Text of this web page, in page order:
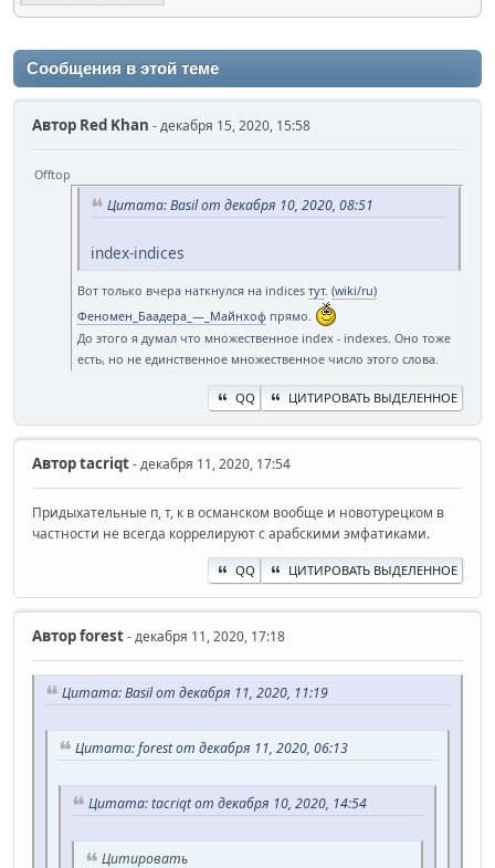
Сообщения в этой теме
Автор Red Khan - декабря 15, 2020, 15:58
Offtop
Цитата: Basil от декабря 10, 2020, 08:51
index-indices
Вот только вчера наткнулся на indices тут. (wiki/ru)
Феномен_Баадера_—_Майнхоф прямо.
До этого я думал что множественное index - indexes. Оно тоже
есть, но не единственное множественное число этого слова.
QQ ЦИТИРОВАТЬ ВЫДЕЛЕННОЕ
Авторt‍acriqt- декабря 11, 2020, 17:54
Придыхательные п, т, к в османском вообще и новотурецком в
частности не всегда коррелируют с арабскими эмфатиками.
QQ ЦИТИРОВАТЬ ВЫДЕЛЕННОЕ
Авторforest- декабря 11, 2020, 17:18
Цитата: Basil от декабря 11, 2020, 11:19
Цитата: forest от декабря 11, 2020, 06:13
Цитата: t‍acriqt от декабря 10, 2020, 14:54
Цитировать